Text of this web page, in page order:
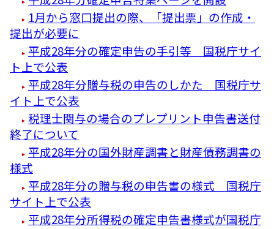
1月から窓口提出の際、「提出票」の作成・
提出が必要に
平成28年分の確定申告の手引等 国税庁サイ
ト上で公表
平成28年分贈与税の申告のしかた 国税庁サ
イト上で公表
税理士関与の場合のプレプリント申告書送付
終了について
平成28年分の国外財産調書と財産債務調書の
様式
平成28年分の贈与税の申告書の様式 国税庁
サイト上で公表
平成28年分所得税の確定申告書様式が国税庁